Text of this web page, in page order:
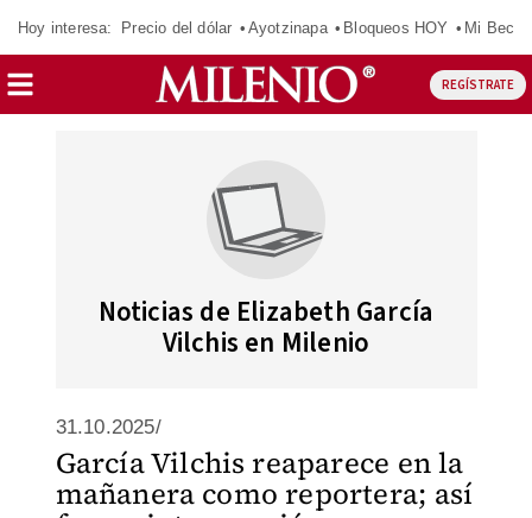
Hoy interesa: Precio del dólar Ayotzinapa Bloqueos HOY Mi Beca
REGÍSTRATE
Noticias de Elizabeth García
Vilchis en Milenio
31.10.2025/
García Vilchis reaparece en la
mañanera como reportera; así